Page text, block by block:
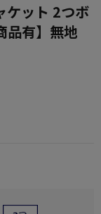
ケット 2つボ
品有】無地